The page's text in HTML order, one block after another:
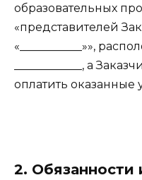
образовательных
«представителей
«___________»»,
____________, а
оплатить оказанные
2. Обязанности